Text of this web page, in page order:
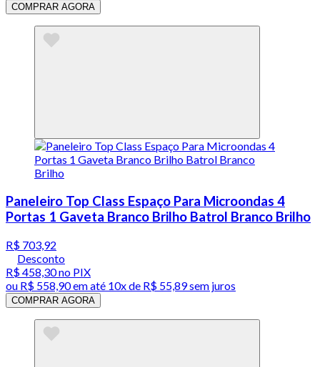
COMPRAR AGORA
Paneleiro Top Class Espaço Para Microondas 4
Portas 1 Gaveta Branco Brilho Batrol Branco Brilho
R$ 703,92
Desconto
R$ 458,30no PIX
ou R$ 558,90em até 10x de R$ 55,89 sem juros
COMPRAR AGORA